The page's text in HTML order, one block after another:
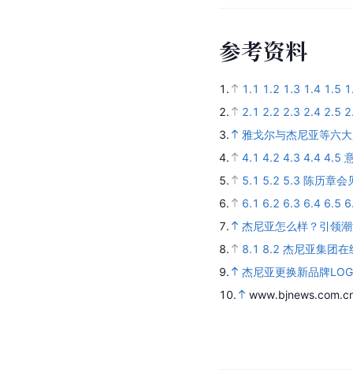
参考资料
1. 1.1 1.2 1.3 1.4 1.5
2.
2.1 2.2 2.3 2.4 2.5
3.
雅戈尔与杰尼亚等六
4.
4.1 4.2 4.3 4.4 4.5
5.
5.1 5.2 5.3 陈历章会
6.
6.1 6.2 6.3 6.4 6.5
7.
杰尼亚怎么样？引领
8.
8.1 8.2 杰尼亚集团在
9.
杰尼亚更换新品牌
10.